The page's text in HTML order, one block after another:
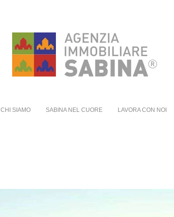
CHI SIAMO SABINA NEL CUORE LAVORA CON NOI